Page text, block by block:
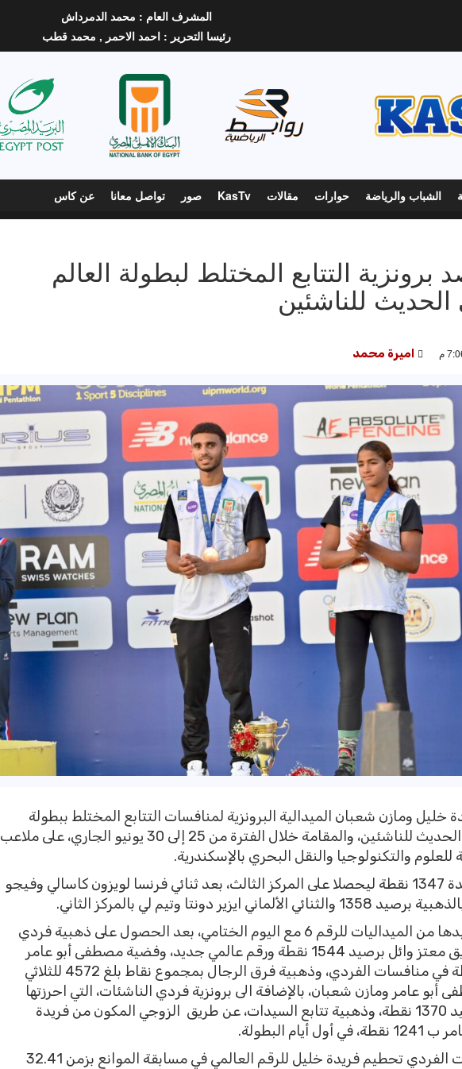
المشرف العام : محمد الدمرداش
رئيسا التحرير : احمد الاحمر , محمد قطب
الشباب والرياضة حوارات مقالات KasTv صور تواصل معانا عن كاس
التتابع المختلط لبطولة العالم
للناشئين
اميرة محمد
خليل ومازن شعبان الميدالية البرونزية لمنافسات التتابع المختلط ببطولة
العالم للخماسي الحديث للناشئين، والمقامة خلال الفترة من 25 إلى 30 يونيو الجاري، على ملاعب
للعلوم والتكنولوجيا والنقل البحري بالإسكندرية.
وجمع مازن وفريدة 1347 نقطة ليحصلا على المركز الثالث، بعد ثنائي فرنسا لويزون كاسالي وفيجو
ايزير دونتا وتيم لي بالمركز الثاني.
ورفعت مصر رصيدها من الميداليات للرقم 6 مع اليوم الختامي، بعد الحصول على ذهبية فردي
الناشئين عن طريق معتز وائل برصيد 1544 نقطة ورقم عالمي جديد، وفضية مصطفى أبو عامر
برصيد 1530 نقطة في منافسات الفردي، وذهبية فرق الرجال بمجموع نقاط بلغ 4572 للثلاثي
أبو عامر ومازن شعبان، بالإضافة الى برونزية فردي الناشئات، التي احرزتها
فريدة خليل برصيد 1370 نقطة، وذهبية تتابع السيدات، عن طريق الزوجي المكون من فريدة
البطولة.
وشهدت منافسات الفردي تحطيم فريدة خليل للرقم العالمي في مسابقة الموانع بزمن 32.41